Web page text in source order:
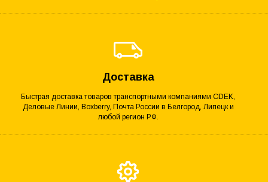
Доставка
Быстрая доставка товаров транспортными компаниями CDEK,
Деловые Линии, Boxberry, Почта России в Белгород, Липецк и
любой регион РФ.